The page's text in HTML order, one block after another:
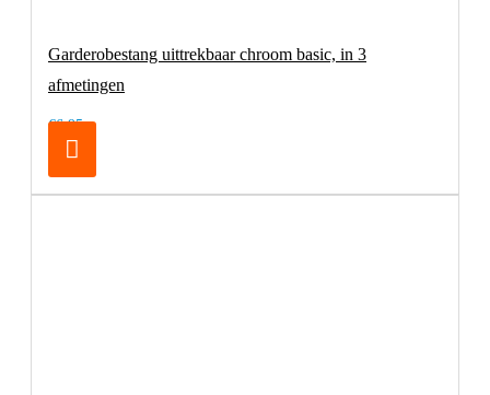
Garderobestang uittrekbaar chroom basic, in 3
afmetingen
€6,95